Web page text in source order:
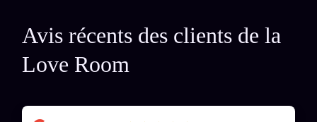
Avis récents des clients de la
Love Room